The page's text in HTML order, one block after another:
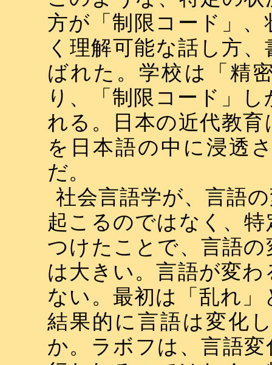
方が「制限コード」
く理解可能な話し方
ばれた。学校は「精
り、「制限コード」
れる。日本の近代教
を日本語の中に浸透
だ。
社会言語学が、言語
起こるのではなく、
つけたことで、言語
は大きい。言語が変
ない。最初は「乱れ
結果的に言語は変化
か。ラボフは、言語